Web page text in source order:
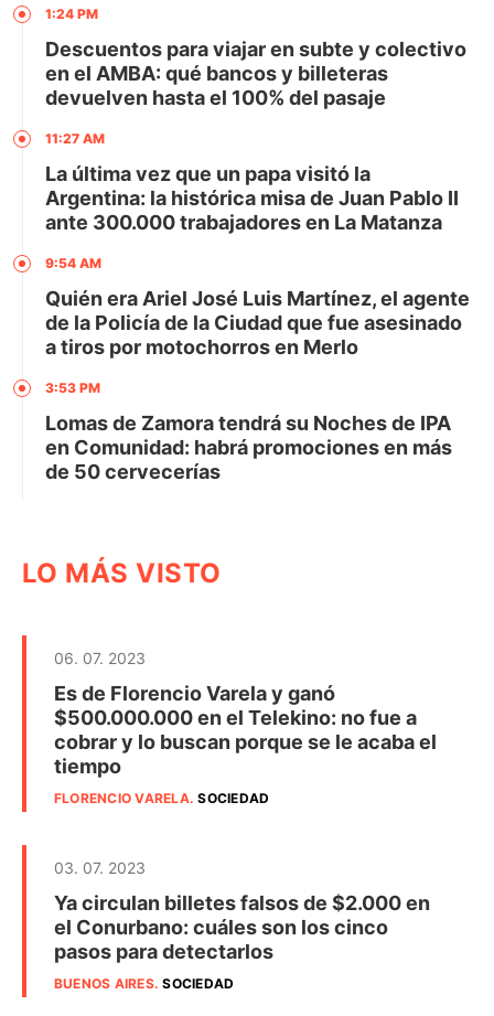
1:24 PM
Descuentos para viajar en subte y colectivo
en el AMBA: qué bancos y billeteras
devuelven hasta el 100% del pasaje
11:27 AM
La última vez que un papa visitó la
Argentina: la histórica misa de Juan Pablo II
ante 300.000 trabajadores en La Matanza
9:54 AM
Quién era Ariel José Luis Martínez, el agente
de la Policía de la Ciudad que fue asesinado
a tiros por motochorros en Merlo
3:53 PM
Lomas de Zamora tendrá su Noches de IPA
en Comunidad: habrá promociones en más
de 50 cervecerías
LO MÁS VISTO
06. 07. 2023
Es de Florencio Varela y ganó
$500.000.000 en el Telekino: no fue a
cobrar y lo buscan porque se le acaba el
tiempo
FLORENCIO VARELA.SOCIEDAD
03. 07. 2023
Ya circulan billetes falsos de $2.000 en
el Conurbano: cuáles son los cinco
pasos para detectarlos
BUENOS AIRES.SOCIEDAD